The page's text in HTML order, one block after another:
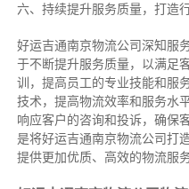
六、持续提升服务质量，打造
好运吉通南京物流公司深知服
于不断提升服务质量，以满足
训，提高员工的专业技能和服
技术，提高物流效率和服务水
响应客户的咨询和投诉，确保
是将好运吉通南京物流公司打
提供更加优质、高效的物流服务